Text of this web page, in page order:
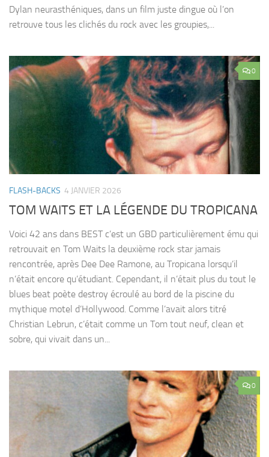
Dylan neurasthéniques, dans un film juste dingue où l’on
retrouve tous les clichés du rock avec les groupies,...
0
FLASH-BACKS 4 JANVIER 2026
TOM WAITS ET LA LÉGENDE DU TROPICANA
Voici 42 ans dans BEST c’est un GBD particulièrement ému qui
retrouvait en Tom Waits la deuxième rock star jamais
rencontrée, après Dee Dee Ramone, au Tropicana lorsqu’il
n’était encore qu’étudiant. Cependant, il n’était plus du tout le
blues beat poète destroy écroulé au bord de la piscine du
mythique motel d’Hollywood. Comme l’avait alors titré
Christian Lebrun, c’était comme un Tom tout neuf, clean et
sobre, qui vivait dans un...
0